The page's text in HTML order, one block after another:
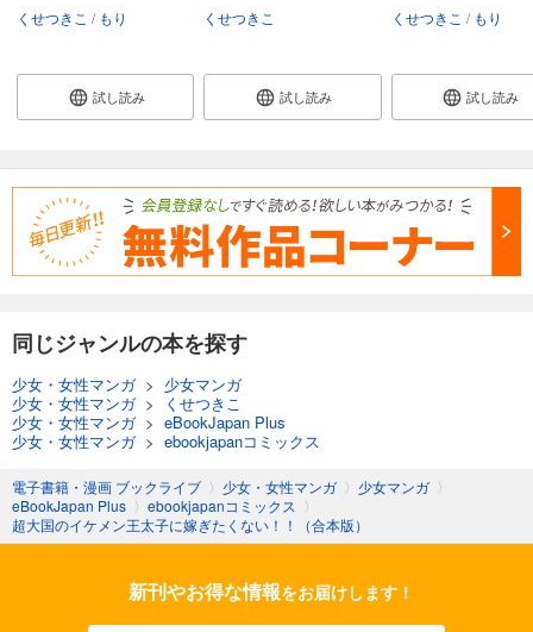
くせつきこ もり
試し読み
くせつきこ
試し読み
くせつきこ もり
試し読み
同じジャンルの本を探す
少女・女性マンガ> 少女マンガ
少女・女性マンガ>
くせつきこ
少女・女性マンガ> eBookJapan Plus
少女・女性マンガ> ebookjapanコミックス
電子書籍・漫画 ブックライブ 〉 少女・女性マンガ 〉 少女マンガ 〉
eBookJapan Plus 〉 ebookjapanコミックス 〉
超大国のイケメン王太子に嫁ぎたくない！！（合本版）
新刊やお得な情報をお届けします！